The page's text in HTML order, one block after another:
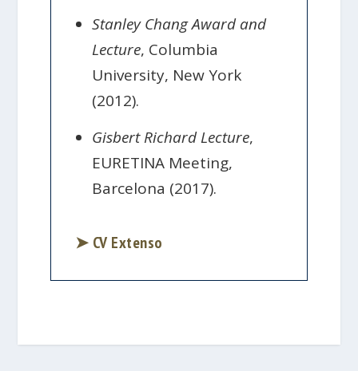
Stanley Chang Award and
Lecture, Columbia
University, New York
(2012).
Gisbert Richard Lecture,
EURETINA Meeting,
Barcelona (2017).
➤ CV Extenso